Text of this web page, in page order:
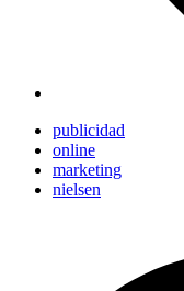
publicidad
online
marketing
nielsen